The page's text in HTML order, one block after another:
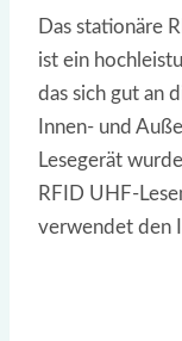
Das stationäre
ist ein
das sich gut an
Innen- und
Lesegerät
RFID UHF-
verwendet den